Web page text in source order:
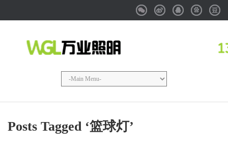
WeixinWeibo QQ Baidu
Posts Tagged ‘篮球灯’